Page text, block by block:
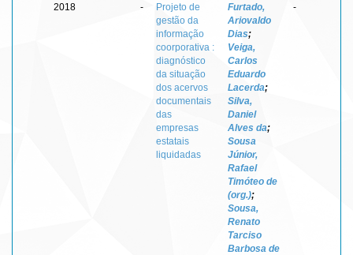
2018 -
Projeto de
gestão da
informação
coorporativa :
diagnóstico
da situação
dos acervos
documentais
das
empresas
estatais
liquidadas
Furtado,
Ariovaldo
Dias;
Veiga,
Carlos
Eduardo
Lacerda;
Silva,
Daniel
Alves da;
Sousa
Júnior,
Rafael
Timóteo de
(org.);
Sousa,
Renato
Tarciso
Barbosa de
-